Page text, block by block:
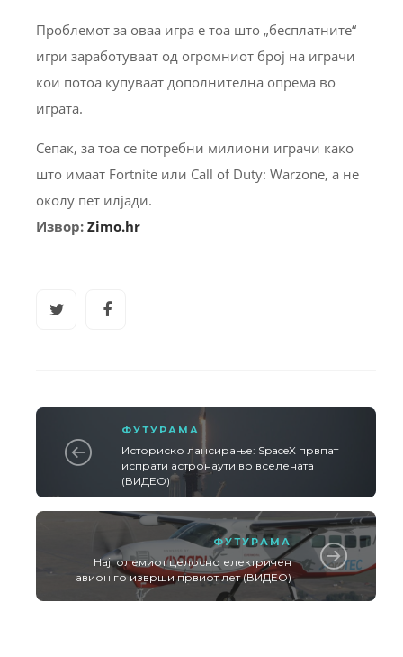
Проблемот за оваа игра е тоа што „бесплатните“
игри заработуваат од огромниот број на играчи
кои потоа купуваат дополнителна опрема во
играта.
Сепак, за тоа се потребни милиони играчи како
што имаат Fortnite или Call of Duty: Warzone, а не
околу пет илјади.
Извор: Zimo.hr
ФУТУРАМА
Историско лансирање: SpaceX првпат
испрати астронаути во вселената
(ВИДЕО)
ФУТУРАМА
Најголемиот целосно електричен
авион го изврши првиот лет (ВИДЕО)